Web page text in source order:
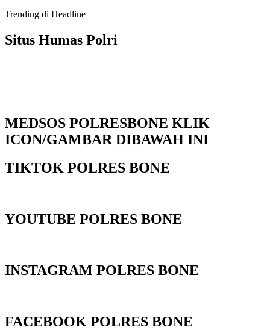
Trending di Headline
Situs Humas Polri
MEDSOS POLRESBONE KLIK
ICON/GAMBAR DIBAWAH INI
TIKTOK POLRES BONE
YOUTUBE POLRES BONE
INSTAGRAM POLRES BONE
FACEBOOK POLRES BONE